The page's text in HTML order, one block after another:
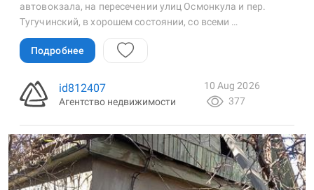
автовокзала, на пересечении улиц Осмонкула и пер.
Тугучинский, в хорошем состоянии, со всеми …
Подробнее
id812407
Агентство недвижимости
10 Aug 2026
377